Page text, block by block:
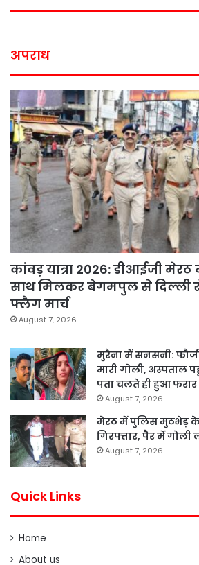
अपराध
कांवड़ यात्रा 2026: डीआईजी
साथ मिलकर बेगमपुल से दिल्ली
फ्लैग मार्च
August 7, 2026
मुरैना में सनसनी:
मारी गोली, अस्पताल
पता चलते ही हुआ फरार
August 7, 2026
मेरठ में पुलिस मुठभेड़ के
गिरफ्तार, पैर में
August 7, 2026
Quick Links
Home
About us